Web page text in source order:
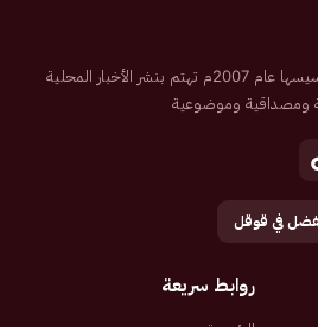
صحيفة إلكترونية سعودية تم تأسيسها عام 2007م تهتم بنشر الأخبار المحلية
ومصداقية وموضوعية
في قوقل
روابط سريعة